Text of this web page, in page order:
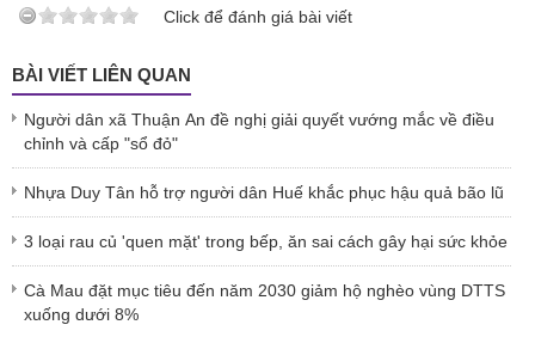
Click để đánh giá bài viết
BÀI VIẾT LIÊN QUAN
Người dân xã Thuận An đề nghị giải quyết vướng mắc về điều
chỉnh và cấp "sổ đỏ"
Nhựa Duy Tân hỗ trợ người dân Huế khắc phục hậu quả bão lũ
3 loại rau củ 'quen mặt' trong bếp, ăn sai cách gây hại sức khỏe
Cà Mau đặt mục tiêu đến năm 2030 giảm hộ nghèo vùng DTTS
xuống dưới 8%